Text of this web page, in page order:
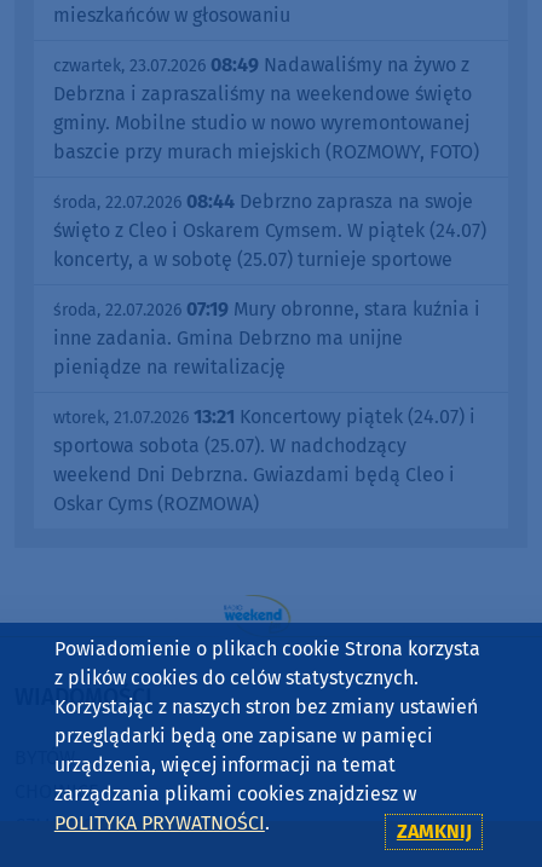
mieszkańców w głosowaniu
czwartek, 23.07.2026 08:49 Nadawaliśmy na żywo z
Debrzna i zapraszaliśmy na weekendowe święto
gminy. Mobilne studio w nowo wyremontowanej
baszcie przy murach miejskich (ROZMOWY, FOTO)
środa, 22.07.2026 08:44 Debrzno zaprasza na swoje
święto z Cleo i Oskarem Cymsem. W piątek (24.07)
koncerty, a w sobotę (25.07) turnieje sportowe
środa, 22.07.2026 07:19 Mury obronne, stara kuźnia i
inne zadania. Gmina Debrzno ma unijne
pieniądze na rewitalizację
wtorek, 21.07.2026 13:21 Koncertowy piątek (24.07) i
sportowa sobota (25.07). W nadchodzący
weekend Dni Debrzna. Gwiazdami będą Cleo i
Oskar Cyms (ROZMOWA)
WIADOMOŚCI
BYTÓW
CHOJNICE
CZŁUCHÓW
Powiadomienie o plikach cookie Strona korzysta
z plików cookies do celów statystycznych.
Korzystając z naszych stron bez zmiany ustawień
przeglądarki będą one zapisane w pamięci
urządzenia, więcej informacji na temat
zarządzania plikami cookies znajdziesz w
POLITYKA PRYWATNOŚCI. ZAMKNIJ